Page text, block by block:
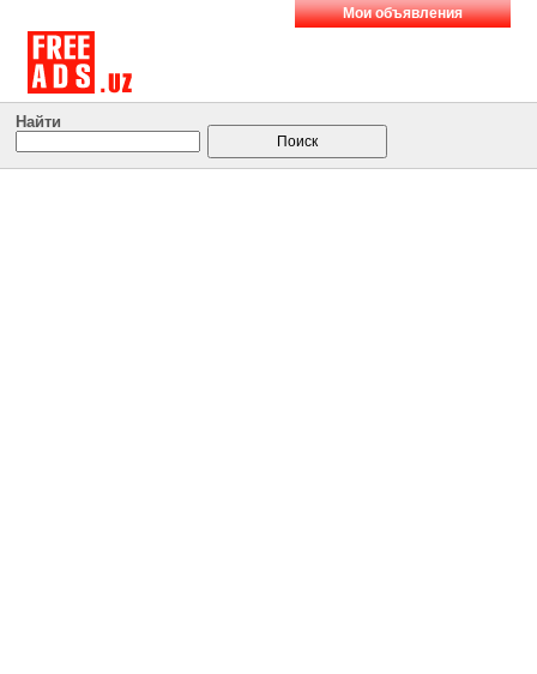
Мои объявления
Найти